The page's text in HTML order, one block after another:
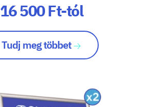
16 500 Ft-tól
Tudj meg többet